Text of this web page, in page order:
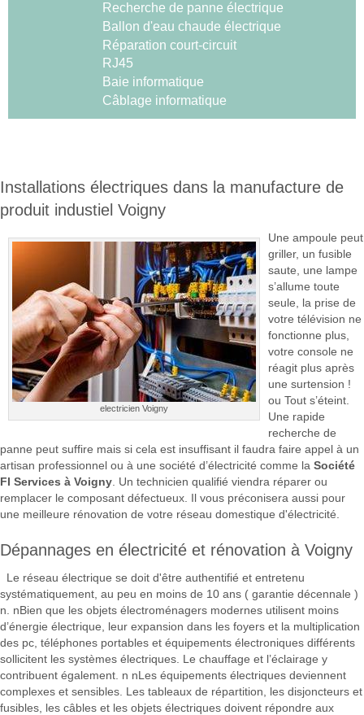
Recherche de panne électrique
Ballon d'eau chaude électrique
Réparation court-circuit
RJ45
Baie informatique
Câblage informatique
Installations électriques dans la manufacture de
produit industiel Voigny
electricien Voigny
Une ampoule peut
griller, un fusible
saute, une lampe
s’allume toute
seule, la prise de
votre télévision ne
fonctionne plus,
votre console ne
réagit plus après
une surtension !
ou Tout s’éteint.
Une rapide
recherche de
panne peut suffire mais si cela est insuffisant il faudra faire appel à un
artisan professionnel ou à une société d’électricité comme la Société
FI Services à Voigny . Un technicien qualifié viendra réparer ou
remplacer le composant défectueux. Il vous préconisera aussi pour
une meilleure rénovation de votre réseau domestique d'électricité.
Dépannages en électricité et rénovation à Voigny
Le réseau électrique se doit d'être authentifié et entretenu
systématiquement, au peu en moins de 10 ans ( garantie décennale )
n. nBien que les objets électroménagers modernes utilisent moins
d’énergie électrique, leur expansion dans les foyers et la multiplication
des pc, téléphones portables et équipements électroniques différents
sollicitent les systèmes électriques. Le chauffage et l’éclairage y
contribuent également. n nLes équipements électriques deviennent
complexes et sensibles. Les tableaux de répartition, les disjoncteurs et
fusibles, les câbles et les objets électriques doivent répondre aux